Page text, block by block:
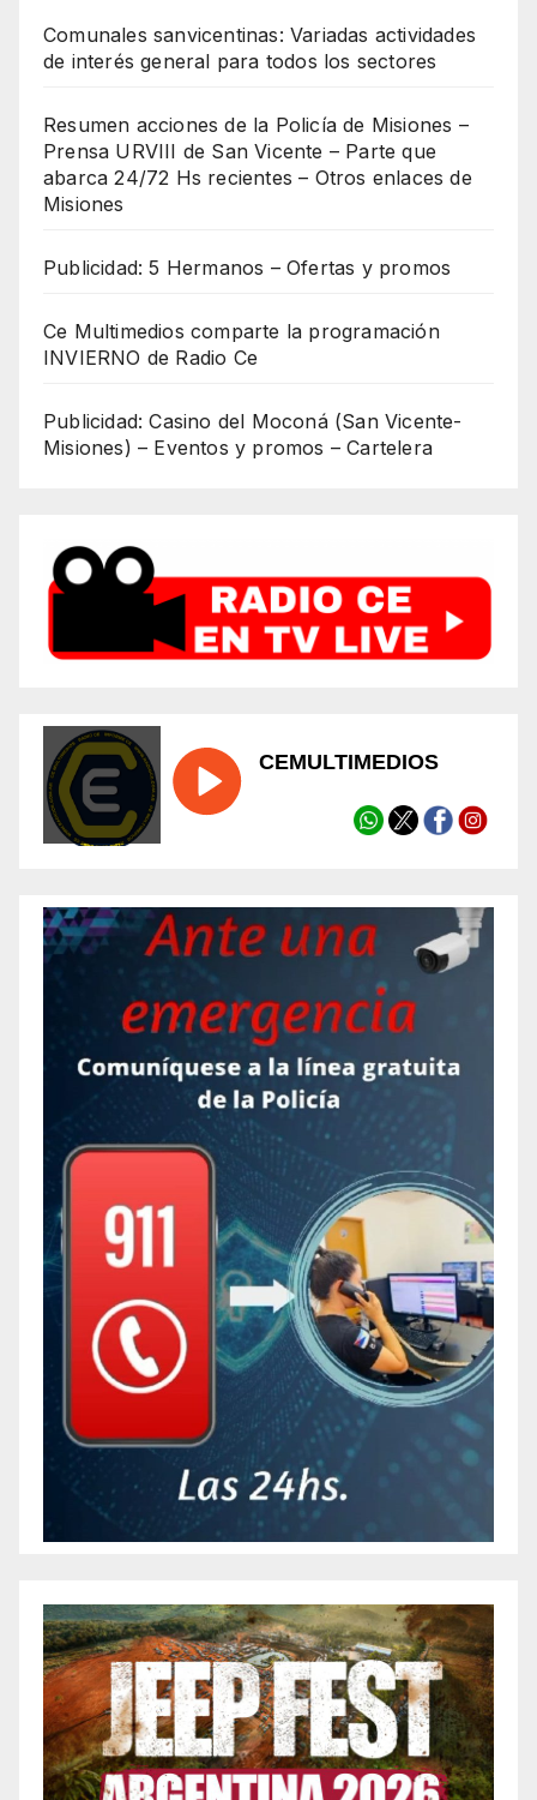
Comunales sanvicentinas: Variadas actividades
de interés general para todos los sectores
Resumen acciones de la Policía de Misiones –
Prensa URVIII de San Vicente – Parte que
abarca 24/72 Hs recientes – Otros enlaces de
Misiones
Publicidad: 5 Hermanos – Ofertas y promos
Ce Multimedios comparte la programación
INVIERNO de Radio Ce
Publicidad: Casino del Moconá (San Vicente-
Misiones) – Eventos y promos – Cartelera